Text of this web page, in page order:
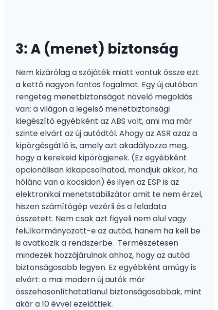
3: A (menet) biztonság
Nem kizárólag a szójáték miatt vontuk össze ezt
a kettő nagyon fontos fogalmat. Egy új autóban
rengeteg menetbiztonságot növelő megoldás
van: a világon a legelső menetbiztonsági
kiegészítő egyébként az ABS volt, ami ma már
szinte elvárt az új autódtól. Ahogy az ASR azaz a
kipörgésgátló is, amely azt akadályozza meg,
hogy a kerekeid kipörögjenek. (Ez egyébként
opcionálisan kikapcsolhatod, mondjuk akkor, ha
hólánc van a kocsidon) és ilyen az ESP is az
elektronikai menetstabilizátor amit te nem érzel,
hiszen számítógép vezérli és a feladata
összetett. Nem csak azt figyeli nem alul vagy
felülkormányozott-e az autód, hanem ha kell be
is avatkozik a rendszerbe. Természetesen
mindezek hozzájárulnak ahhoz, hogy az autód
biztonságosabb legyen. Ez egyébként amúgy is
elvárt: a mai modern új autók már
összehasonlíthatatlanul biztonságosabbak, mint
akár a 10 évvel ezelőttiek.